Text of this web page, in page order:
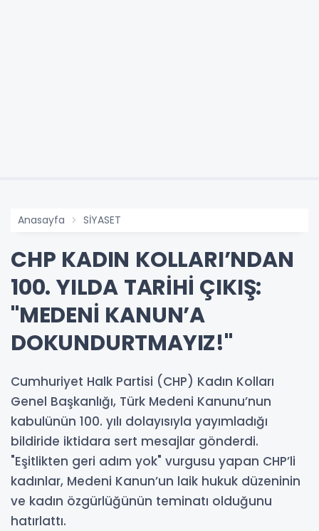
Anasayfa SİYASET
CHP KADIN KOLLARI’NDAN
100. YILDA TARİHİ ÇIKIŞ:
"MEDENİ KANUN’A
DOKUNDURTMAYIZ!"
Cumhuriyet Halk Partisi (CHP) Kadın Kolları
Genel Başkanlığı, Türk Medeni Kanunu’nun
kabulünün 100. yılı dolayısıyla yayımladığı
bildiride iktidara sert mesajlar gönderdi.
"Eşitlikten geri adım yok" vurgusu yapan CHP’li
kadınlar, Medeni Kanun’un laik hukuk düzeninin
ve kadın özgürlüğünün teminatı olduğunu
hatırlattı.